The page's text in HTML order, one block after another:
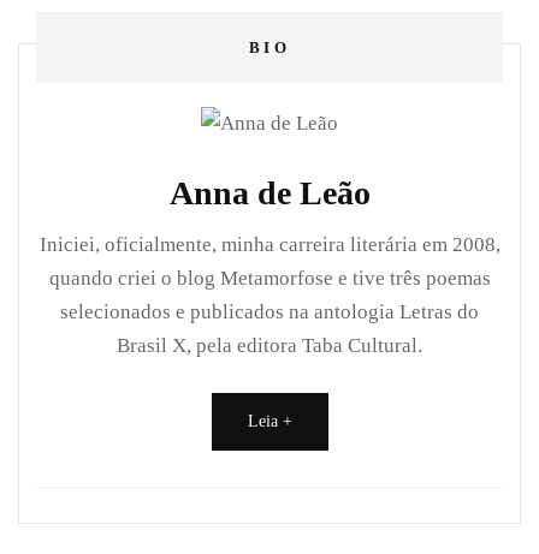
BIO
Anna de Leão
Iniciei, oficialmente, minha carreira literária em 2008,
quando criei o blog Metamorfose e tive três poemas
selecionados e publicados na antologia Letras do
Brasil X, pela editora Taba Cultural.
Leia +